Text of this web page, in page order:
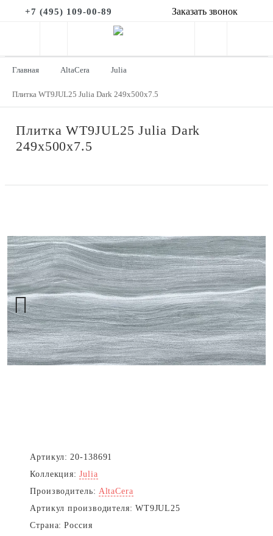
+7 (495) 109-00-89 Заказать звонок
Главная AltaCera Julia
Плитка WT9JUL25 Julia Dark 249x500x7.5
Плитка WT9JUL25 Julia Dark
249x500x7.5
Next
Артикул: 20-138691
Коллекция: Julia
Производитель: AltaCera
Артикул производителя: WT9JUL25
Страна: Россия